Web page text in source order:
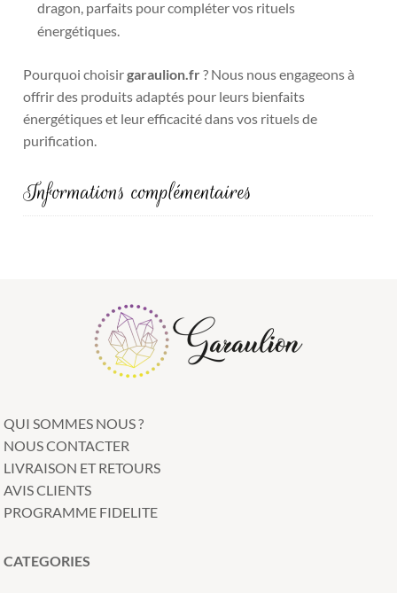
dragon, parfaits pour compléter vos rituels
énergétiques.
Pourquoi choisirgaraulion.fr? Nous nous engageons à
offrir des produits adaptés pour leurs bienfaits
énergétiques et leur efficacité dans vos rituels de
purification.
Informations complémentaires
QUI SOMMES NOUS ?
NOUS CONTACTER
LIVRAISON ET RETOURS
AVIS CLIENTS
PROGRAMME FIDELITE
CATEGORIES